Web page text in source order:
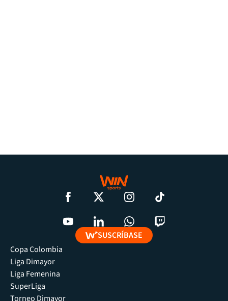
SUSCRÍBASE
Copa Colombia
Liga Dimayor
Liga Femenina
SuperLiga
Torneo Dimayor